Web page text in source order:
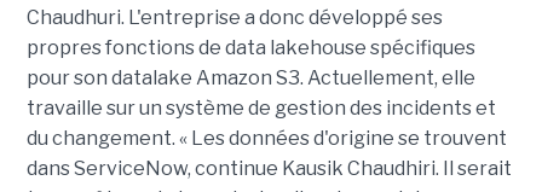
Chaudhuri. L'entreprise a donc développé ses
propres fonctions de data lakehouse spécifiques
pour son datalake Amazon S3. Actuellement, elle
travaille sur un système de gestion des incidents et
du changement. « Les données d'origine se trouvent
dans ServiceNow, continue Kausik Chaudhiri. Il serait